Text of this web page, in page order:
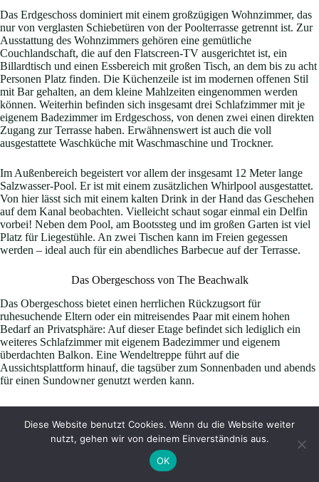
Das Erdgeschoss dominiert mit einem großzügigen Wohnzimmer, das
nur von verglasten Schiebetüren von der Poolterrasse getrennt ist. Zur
Ausstattung des Wohnzimmers gehören eine gemütliche
Couchlandschaft, die auf den Flatscreen-TV ausgerichtet ist, ein
Billardtisch und einen Essbereich mit großen Tisch, an dem bis zu acht
Personen Platz finden. Die Küchenzeile ist im modernen offenen Stil
mit Bar gehalten, an dem kleine Mahlzeiten eingenommen werden
können. Weiterhin befinden sich insgesamt drei Schlafzimmer mit je
eigenem Badezimmer im Erdgeschoss, von denen zwei einen direkten
Zugang zur Terrasse haben. Erwähnenswert ist auch die voll
ausgestattete Waschküche mit Waschmaschine und Trockner.
Im Außenbereich begeistert vor allem der insgesamt 12 Meter lange
Salzwasser-Pool. Er ist mit einem zusätzlichen Whirlpool ausgestattet.
Von hier lässt sich mit einem kalten Drink in der Hand das Geschehen
auf dem Kanal beobachten. Vielleicht schaut sogar einmal ein Delfin
vorbei! Neben dem Pool, am Bootssteg und im großen Garten ist viel
Platz für Liegestühle. An zwei Tischen kann im Freien gegessen
werden – ideal auch für ein abendliches Barbecue auf der Terrasse.
Das Obergeschoss von The Beachwalk
Das Obergeschoss bietet einen herrlichen Rückzugsort für
ruhesuchende Eltern oder ein mitreisendes Paar mit einem hohen
Bedarf an Privatsphäre: Auf dieser Etage befindet sich lediglich ein
weiteres Schlafzimmer mit eigenem Badezimmer und eigenem
überdachten Balkon. Eine Wendeltreppe führt auf die
Aussichtsplattform hinauf, die tagsüber zum Sonnenbaden und abends
für einen Sundowner genutzt werden kann.
Freizeitangebote in The Beachwalk
Die Ausstattung des Ferienhauses umfasst vier Kayaks für die
Erkundung der Wasserwege. Auf Wunsch kann
mitgemietet werden: Das 23 Fuß Boot ist perfekt für
jedermann und kann auch von Anfängern problemlos gesteuert
Diese Website benutzt Cookies. Wenn du die Website weiter
nutzt, gehen wir von deinem Einverständnis aus.
OK